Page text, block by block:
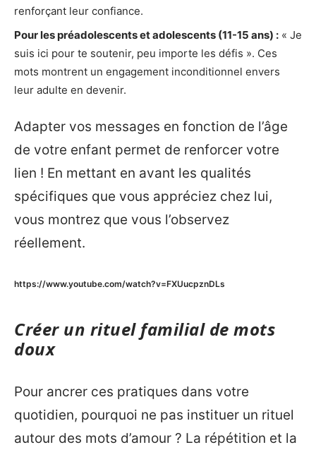
renforçant leur confiance.
Pour les préadolescents et adolescents (11-15 ans) : « Je
suis ici pour te soutenir, peu importe les défis ». Ces
mots montrent un engagement inconditionnel envers
leur adulte en devenir.
Adapter vos messages en fonction de l’âge
de votre enfant permet de renforcer votre
lien ! En mettant en avant les qualités
spécifiques que vous appréciez chez lui,
vous montrez que vous l’observez
réellement.
https://www.youtube.com/watch?v=FXUucpznDLs
Créer un rituel familial de mots
doux
Pour ancrer ces pratiques dans votre
quotidien, pourquoi ne pas instituer un rituel
autour des mots d’amour ? La répétition et la